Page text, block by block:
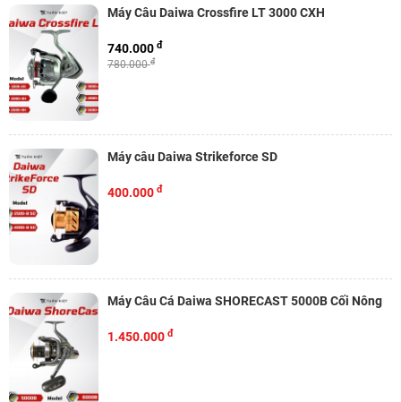
Máy Câu Daiwa Crossfire LT 3000 CXH
780.000đ
740.000 đ
Máy câu Daiwa Strikeforce SD
400.000 đ
Máy Câu Cá Daiwa SHORECAST 5000B Cối Nông
1.450.000 đ